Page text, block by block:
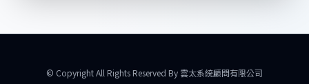
© Copyright All Rights Reserved By 雲太系統顧問有限公司